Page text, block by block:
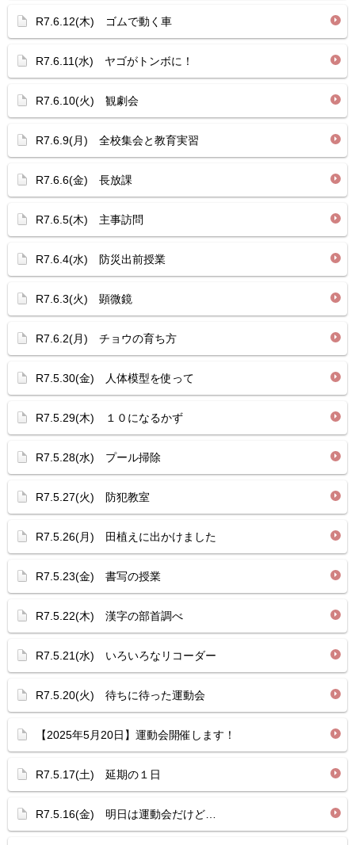
R7.6.12(木) ゴムで動く車
R7.6.11(水) ヤゴがトンボに！
R7.6.10(火) 観劇会
R7.6.9(月) 全校集会と教育実習
R7.6.6(金) 長放課
R7.6.5(木) 主事訪問
R7.6.4(水) 防災出前授業
R7.6.3(火) 顕微鏡
R7.6.2(月) チョウの育ち方
R7.5.30(金) 人体模型を使って
R7.5.29(木) １０になるかず
R7.5.28(水) プール掃除
R7.5.27(火) 防犯教室
R7.5.26(月) 田植えに出かけました
R7.5.23(金) 書写の授業
R7.5.22(木) 漢字の部首調べ
R7.5.21(水) いろいろなリコーダー
R7.5.20(火) 待ちに待った運動会
【2025年5月20日】運動会開催します！
R7.5.17(土) 延期の１日
R7.5.16(金) 明日は運動会だけど…